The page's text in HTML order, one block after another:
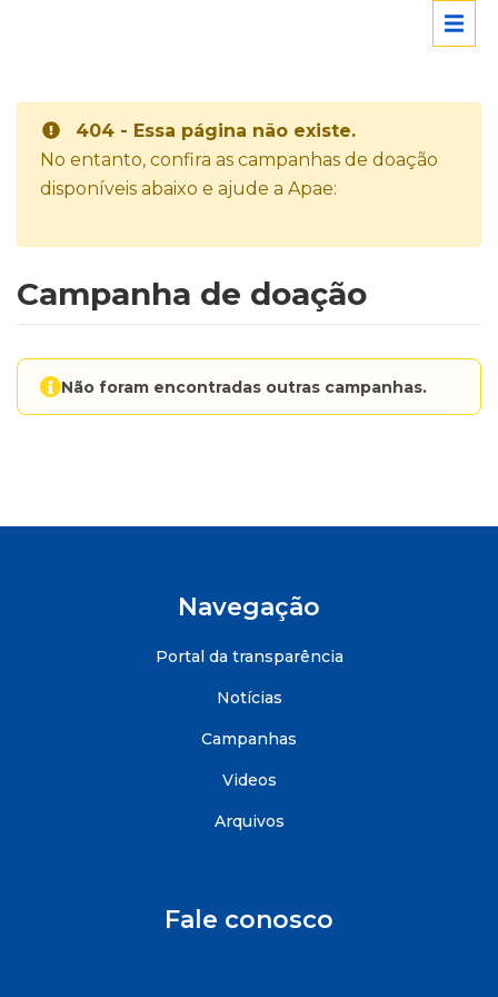
404 - Essa página não existe.
No entanto, confira as campanhas de doação
disponíveis abaixo e ajude a Apae:
Campanha de doação
Não foram encontradas outras campanhas.
Navegação
Portal da transparência
Notícias
Campanhas
Videos
Arquivos
Fale conosco